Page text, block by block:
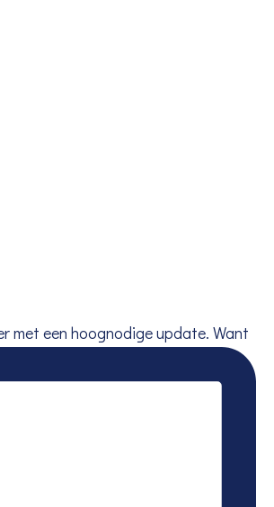
met een hoognodige update. Want